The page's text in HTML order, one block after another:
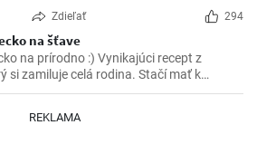
Zdieľať 294
na šťave
na prírodno :) Vynikajúci recept z
si zamiluje celá rodina. Stačí mať k
a vynikajúce bravčové mäso na šťave je
REKLAMA